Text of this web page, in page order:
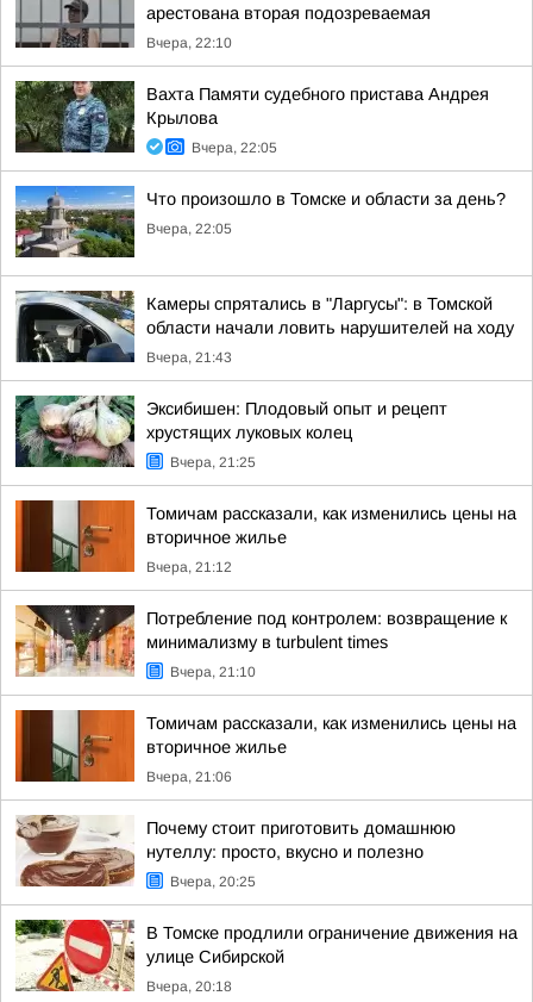
арестована вторая подозреваемая
Вчера, 22:10
Вахта Памяти судебного пристава Андрея
Крылова
Вчера, 22:05
Что произошло в Томске и области за день?
Вчера, 22:05
Камеры спрятались в "Ларгусы": в Томской
области начали ловить нарушителей на ходу
Вчера, 21:43
Эксибишен: Плодовый опыт и рецепт
хрустящих луковых колец
Вчера, 21:25
Томичам рассказали, как изменились цены на
вторичное жилье
Вчера, 21:12
Потребление под контролем: возвращение к
минимализму в turbulent times
Вчера, 21:10
Томичам рассказали, как изменились цены на
вторичное жилье
Вчера, 21:06
Почему стоит приготовить домашнюю
нутеллу: просто, вкусно и полезно
Вчера, 20:25
В Томске продлили ограничение движения на
улице Сибирской
Вчера, 20:18